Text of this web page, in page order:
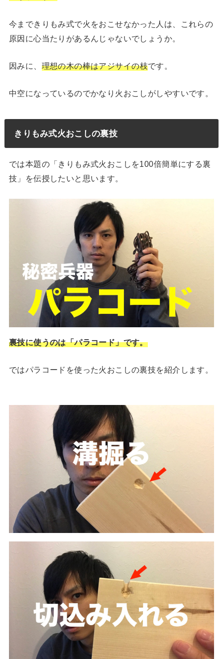
今まできりもみ式で火をおこせなかった人は、これらの
原因に心当たりがあるんじゃないでしょうか。
因みに、 理想の木の棒はアジサイの枝です。
中空になっているのでかなり火おこしがしやすいです。
きりもみ式火おこしの裏技
では本題の「きりもみ式火おこしを100倍簡単にする裏
技」を伝授したいと思います。
裏技に使うのは「パラコード」です。
ではパラコードを使った火おこしの裏技を紹介します。